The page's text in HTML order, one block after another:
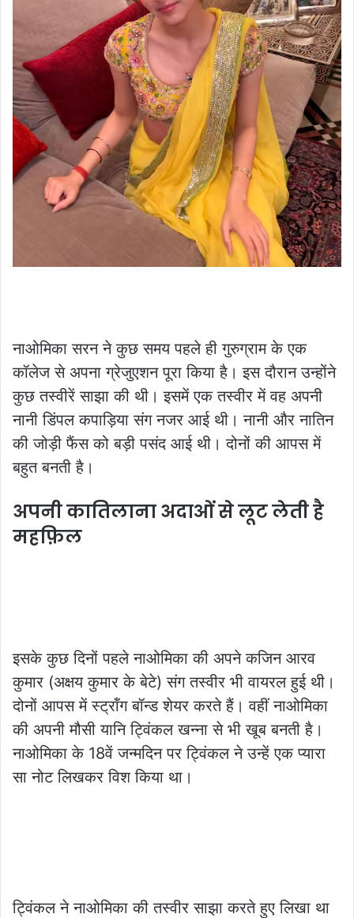
नाओमिका सरन ने कुछ समय पहले ही गुरुग्राम के एक
कॉलेज से अपना ग्रेजुएशन पूरा किया है। इस दौरान उन्होंने
कुछ तस्वीरें साझा की थी। इसमें एक तस्वीर में वह अपनी
नानी डिंपल कपाड़िया संग नजर आई थी। नानी और नातिन
की जोड़ी फैंस को बड़ी पसंद आई थी। दोनों की आपस में
बहुत बनती है।
अपनी कातिलाना अदाओं से लूट लेती है
महफ़िल
इसके कुछ दिनों पहले नाओमिका की अपने कजिन आरव
कुमार (अक्षय कुमार के बेटे) संग तस्वीर भी वायरल हुई थी।
दोनों आपस में स्ट्रॉंग बॉन्ड शेयर करते हैं। वहीं नाओमिका
की अपनी मौसी यानि ट्विंकल खन्ना से भी खूब बनती है।
नाओमिका के 18वें जन्मदिन पर ट्विंकल ने उन्हें एक प्यारा
सा नोट लिखकर विश किया था।
ट्विंकल ने नाओमिका की तस्वीर साझा करते हुए लिखा था